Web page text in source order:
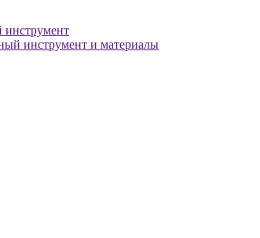
инструмент
инструмент и материалы